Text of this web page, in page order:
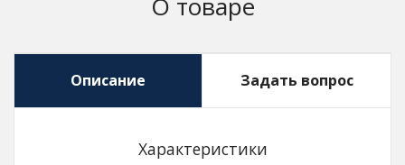
Описание Задать вопрос
Характеристики